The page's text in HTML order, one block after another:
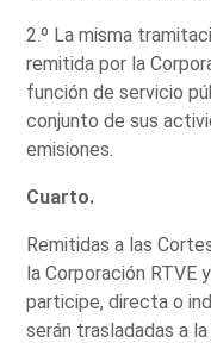
2.º La misma
remitida por la
función de servicio
conjunto de sus
emisiones.
Cuarto.
Remitidas a las
la Corporación RTVE
participe, directa o
serán trasladadas a